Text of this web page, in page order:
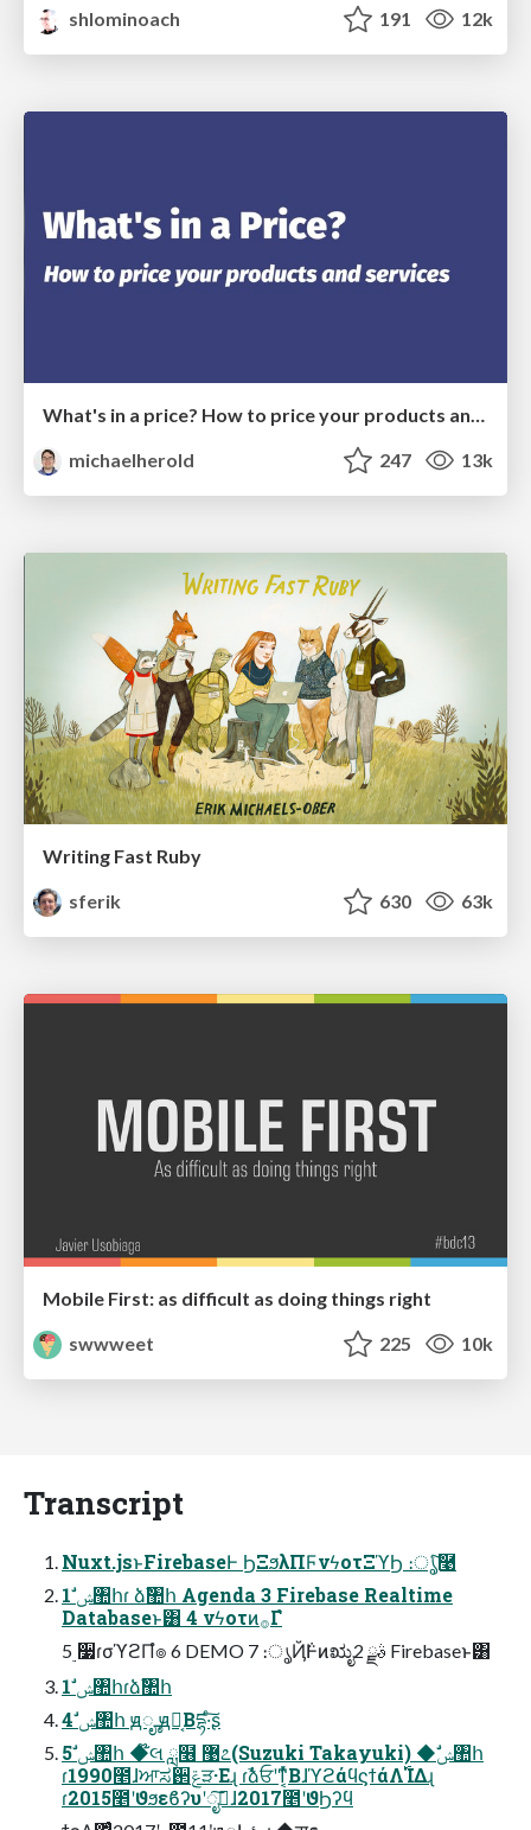
shlominoach
191 12k
What's in a price? How to price your products and services
michaelherold
247 13k
Writing Fast Ruby
sferik
630 63k
Mobile First: as difficult as doing things right
swwweet
225 10k
Transcript
Nuxt.jsͱFirebaseͰ ϦΞϧλΠϜνϟοτΞϓϦ ։ൃͨ͠࿩
1 ࣗݾ঺հɾ ձࣾ঺հ Agenda 3 Firebase Realtime
Databaseͱ͸ 4 νϟοτͷ࡞Γํ
5 ࣮૷ɾσϓϩΠํ๏ 6 DEMO 7 ։ൃҊ݅Ͱͷಋೖࣄྫ 2 Firebaseͱ͸
1 ࣗݾ঺հɾձࣾ঺հ
4 ࣗݾ঺հ ԭೄ ԭೄ͔Βདྷ·ͨ͠ʂ
5 ࣗݾ঺հ ◆໊લ ླ໦ ޹೭(Suzuki Takayuki) ◆ࣗݾ঺հ
ɾ1990೥ɺਆಸ઒ݝੜ·Εɻ ɾࣾձਓʹͳ͔ͬͯΒɺϓϩάϥϛϯάΛ࢝ΊΔɻ
ɾ2015೥ʹϑϧεϐʔυʹೖࣾ͠ɺ2017೥ʹϑϦʔϥ